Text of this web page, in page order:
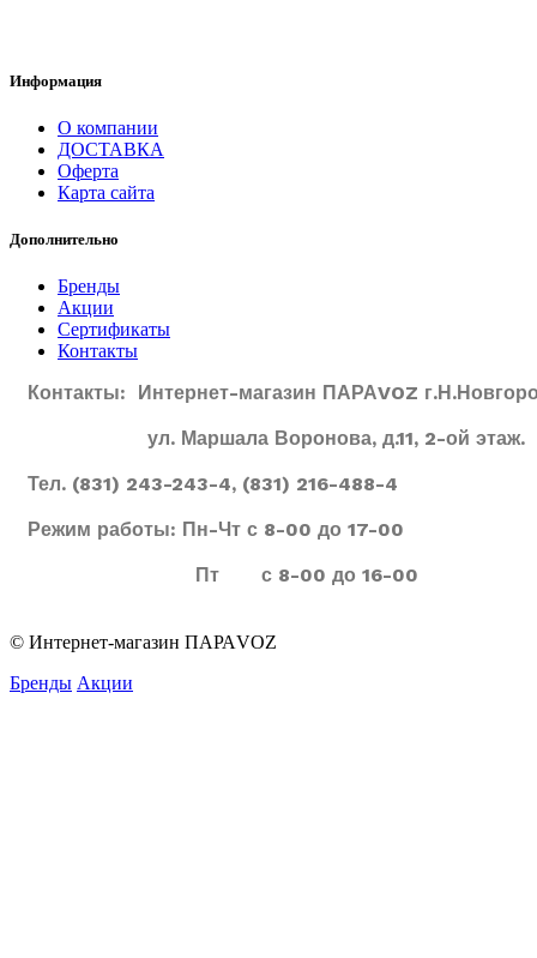
Информация
О компании
ДОСТАВКА
Оферта
Карта сайта
Дополнительно
Бренды
Акции
Сертификаты
Контакты
Контакты: Интернет-магазин ПАРАVOZ
ул. Маршала Воронова, д.11, 2-ой этаж.
Тел. (831) 243-243-4, (831) 216-488-4
Режим работы: Пн-Чт с 8-00 до 17-00
Пт с 8-00 до 16-00
© Интернет-магазин ПАРАVOZ
Бренды Акции